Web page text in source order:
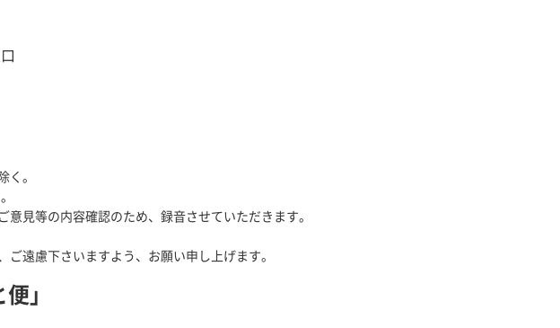
。
見等の内容確認のため、録音させていただきます。
遠慮下さいますよう、お願い申し上げます。
」